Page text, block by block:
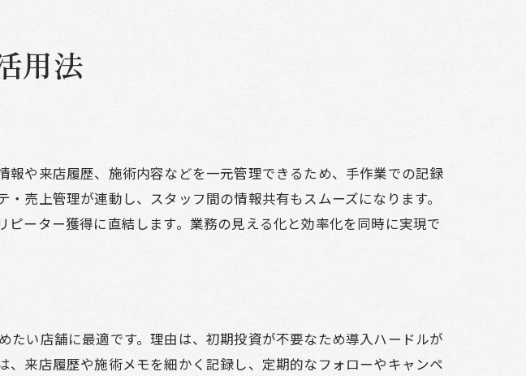
ぐサービス設計
に導く理由とは
客力を高める要因
スクを減らす手法
の実践ポイント
ターを獲得する方法
営を安定させる秘訣
用法
や来店履歴、施術内容などを一元管理できるため、手作業での記録
売上管理が連動し、スタッフ間の情報共有もスムーズになります。
ーター獲得に直結します。業務の見える化と効率化を同時に実現で
い店舗に最適です。理由は、初期投資が不要なため導入ハードルが
来店履歴や施術メモを細かく記録し、定期的なフォローやキャンペ